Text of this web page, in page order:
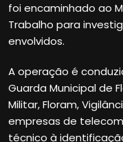
foi encaminhado ao
Trabalho para
envolvidos.
A operação é
Guarda Municipal de
Militar, Floram,
empresas de
técnico à